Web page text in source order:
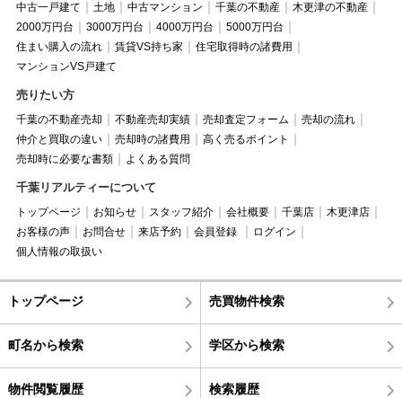
中古一戸建て
土地 中古マンション 千葉の不動産
木更津の不動産
2000万円台
3000万円台 4000万円台
5000万円台
住まい購入の流れ
賃貸VS持ち家
住宅取得時の諸費用
マンションVS戸建て
売りたい方
千葉の不動産売却 不動産売却実績 売却査定フォーム
売却の流れ
仲介と買取の違い
売却時の諸費用
高く売るポイント
売却時に必要な書類
よくある質問
千葉リアルティーについて
トップページ お知らせ スタッフ紹介 会社概要 千葉店
木更津店
お客様の声
お問合せ 来店予約 会員登録
ログイン
個人情報の取扱い
トップページ 売買物件検索
町名から検索 学区から検索
物件閲覧履歴 検索履歴